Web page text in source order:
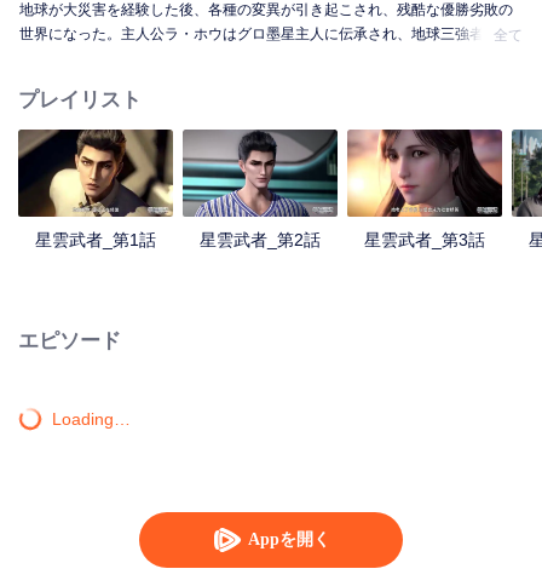
Appを開く
地球が大災害を経験した後、各種の変異が引き起こされ、残酷な優勝劣敗の
世界になった。主人公ラ・ホウはグロ墨星主人に伝承され、地球三強者の一
全て
プレイリスト
星雲武者_第1話 星雲武者_第2話 星雲武者_第3話
エピソード
Loading…